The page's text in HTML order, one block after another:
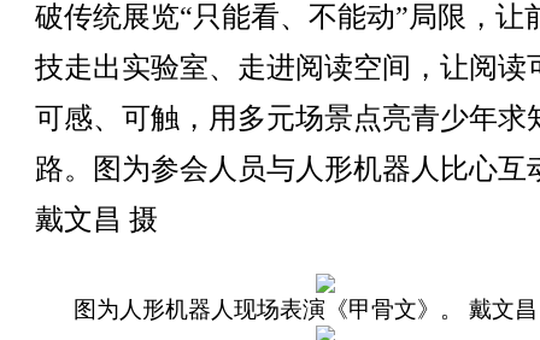
破传统展览“只能看、不能动”局限，让
技走出实验室、走进阅读空间，让阅读
可感、可触，用多元场景点亮青少年求
路。图为参会人员与人形机器人比心互
戴文昌 摄
图为人形机器人现场表演《甲骨文》。 戴文